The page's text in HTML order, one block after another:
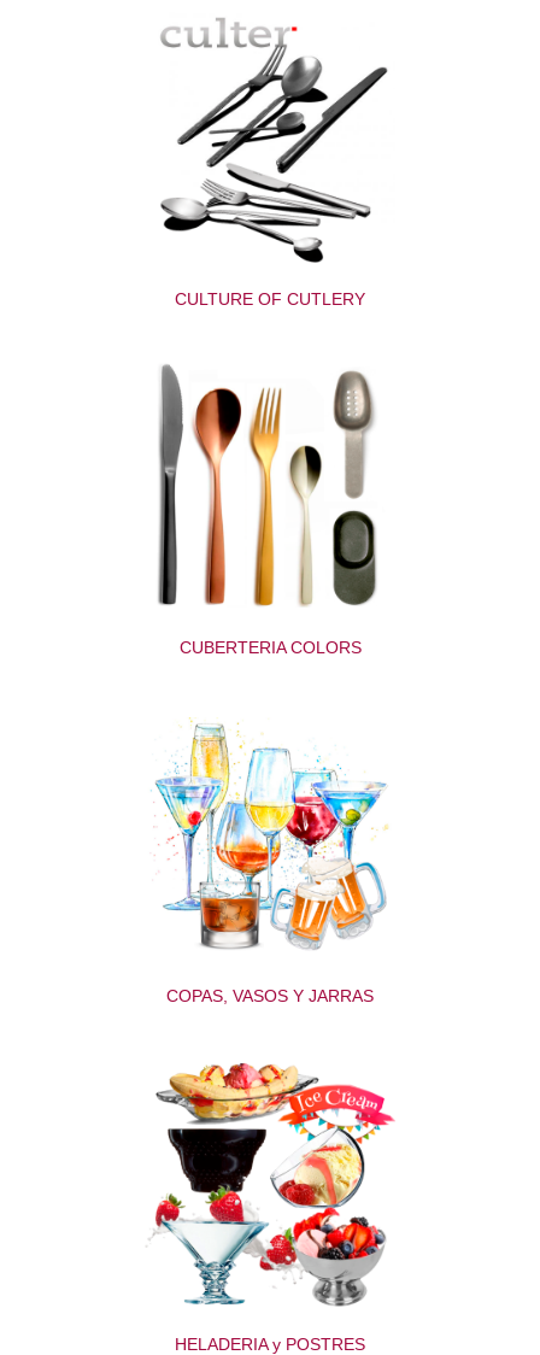
CULTURE OF CUTLERY
CUBERTERIA COLORS
COPAS, VASOS Y JARRAS
HELADERIA y POSTRES